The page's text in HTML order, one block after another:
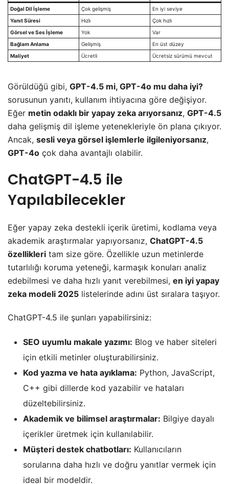
Doğal Dil İşleme Çok gelişmiş
En iyi seviye
Yanıt Süresi
Hızlı
Çok hızlı
Görsel ve Ses İşleme
Yok
Var
Bağlam Anlama
Gelişmiş
En üst düzey
Maliyet
Ücretli Ücretsiz sürümü mevcut
Görüldüğü gibi, GPT-4.5 mi, GPT-4o mu daha iyi?
sorusunun yanıtı, kullanım ihtiyacına göre değişiyor.
Eğer metin odaklı bir yapay zeka arıyorsanız, GPT-4.5
daha gelişmiş dil işleme yetenekleriyle ön plana çıkıyor.
Ancak, sesli veya görsel işlemlerle ilgileniyorsanız,
GPT-4o çok daha avantajlı olabilir.
ChatGPT-4.5 ile
Yapılabilecekler
Eğer yapay zeka destekli içerik üretimi, kodlama veya
akademik araştırmalar yapıyorsanız, ChatGPT-4.5
özellikleri tam size göre. Özellikle uzun metinlerde
tutarlılığı koruma yeteneği, karmaşık konuları analiz
edebilmesi ve daha hızlı yanıt verebilmesi, en iyi yapay
zeka modeli 2025 listelerinde adını üst sıralara taşıyor.
ChatGPT-4.5 ile şunları yapabilirsiniz:
SEO uyumlu makale yazımı: Blog ve haber siteleri
için etkili metinler oluşturabilirsiniz.
Kod yazma ve hata ayıklama: Python, JavaScript,
C++ gibi dillerde kod yazabilir ve hataları
düzeltebilirsiniz.
Akademik ve bilimsel araştırmalar: Bilgiye dayalı
içerikler üretmek için kullanılabilir.
Müşteri destek chatbotları: Kullanıcıların
sorularına daha hızlı ve doğru yanıtlar vermek için
ideal bir modeldir.